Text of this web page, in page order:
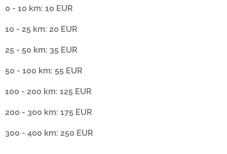
0 - 10 km: 10 EUR
10 - 25 km: 20 EUR
25 - 50 km: 35 EUR
50 - 100 km: 55 EUR
100 - 200 km: 125 EUR
200 - 300 km: 175 EUR
300 - 400 km: 250 EUR